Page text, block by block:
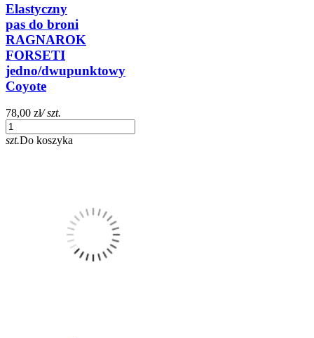
Elastyczny
pas do broni
RAGNAROK
FORSETI
jedno/dwupunktowy
Coyote
78,00 zł/ szt.
szt.Do koszyka